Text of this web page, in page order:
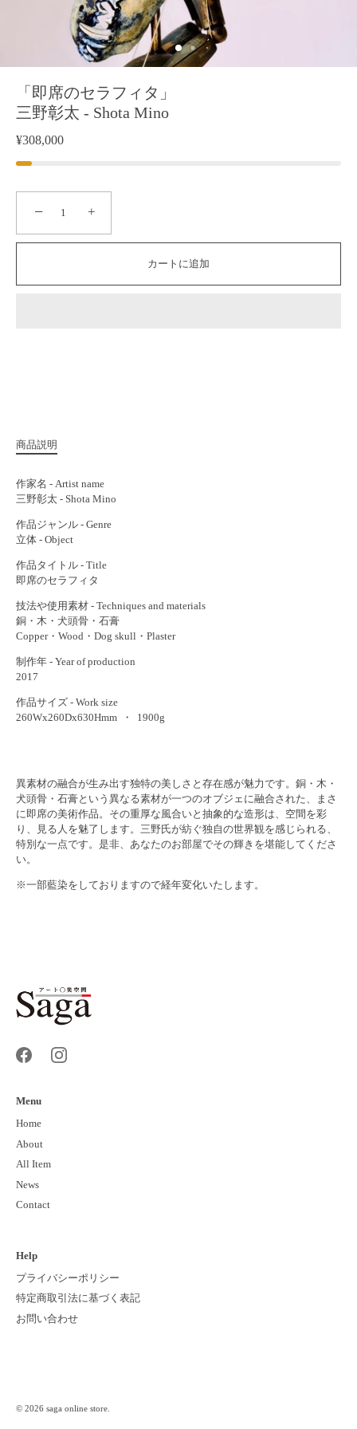
「即席のセラフィタ」
三野彰太 - Shota Mino
¥308,000
− +
カートに追加
商品説明
作家名 - Artist name
三野彰太 - Shota Mino
作品ジャンル - Genre
立体 - Object
作品タイトル - Title
即席のセラフィタ
技法や使用素材 - Techniques and materials
銅・木・犬頭骨・石膏
Copper・Wood・Dog skull・Plaster
制作年 - Year of production
2017
作品サイズ - Work size
260Wx260Dx630Hmm ・ 1900g
異素材の融合が生み出す独特の美しさと存在感が魅力です。銅・木・
犬頭骨・石膏という異なる素材が一つのオブジェに融合された、まさ
に即席の美術作品。その重厚な風合いと抽象的な造形は、空間を彩
り、見る人を魅了します。三野氏が紡ぐ独自の世界観を感じられる、
特別な一点です。是非、あなたのお部屋でその輝きを堪能してくださ
い。
※一部藍染をしておりますので経年変化いたします。
Menu
Home
About
All Item
News
Contact
Help
プライバシーポリシー
特定商取引法に基づく表記
お問い合わせ
© 2026 saga online store.